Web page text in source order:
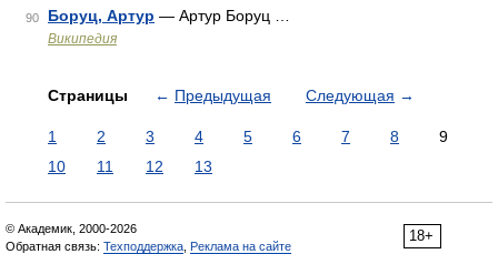
90 Боруц, Артур — Артур Боруц …
Википедия
Страницы ← Предыдущая Следующая →
1 2 3 4 5 6 7 8
9
10
11 12 13
18+
© Академик, 2000-2026
Обратная связь: Техподдержка Реклама на сайте